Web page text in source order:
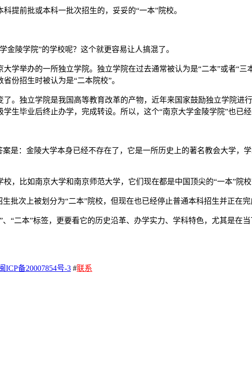
提前批或本科一批次招生的，妥妥的“一本”院校。
金陵学院”的学校呢？这个就更容易让人搞混了。
学举办的一所独立学院。独立学院在过去通常被认为是“二本”或者“
份招生时被认为是“二本院校”。
。独立学院是我国高等教育改革的产物，近年来国家鼓励独立学院进
学生毕业后终止办学，完成转设。所以，这个“南京大学金陵学院”也已
是：金陵大学本身已经不存在了，它是一所历史上的著名教会大学，
，比如南京大学和南京师范大学，它们现在都是中国顶尖的“一本”院校
批次上被划分为“二本”院校，但现在也已经停止普通本科招生并正在完
“二本”标签，更要看它的历史沿革、办学实力、学科特色，尤其是在
ICP备20007854号-3 #联系